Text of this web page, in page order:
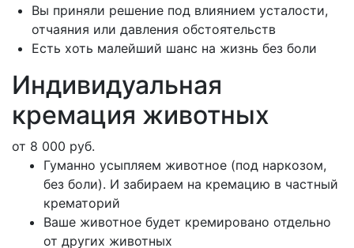
Вы приняли решение под влиянием усталости,
отчаяния или давления обстоятельств
Есть хоть малейший шанс на жизнь без боли
Индивидуальная
кремация животных
от 8 000 руб.
Гуманно усыпляем животное (под наркозом,
без боли). И забираем на кремацию в частный
крематорий
Ваше животное будет кремировано отдельно
от других животных